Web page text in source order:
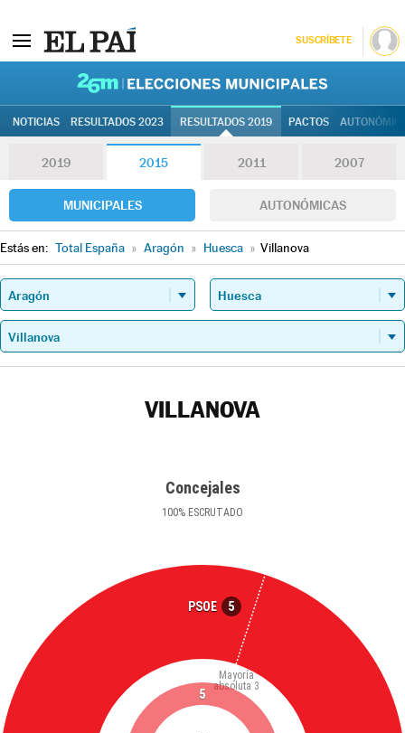
SUSCRÍBETE
NOTICIAS RESULTADOS 2023 RESULTADOS 2019 PACTOS
2019 2015 2011 2007
MUNICIPALES AUTONÓMICAS
Estás en: Total España » Aragón » Huesca » Villanova
VILLANOVA
Concejales
100% ESCRUTADO
PSOE 5
Mayoría
absoluta 3
5